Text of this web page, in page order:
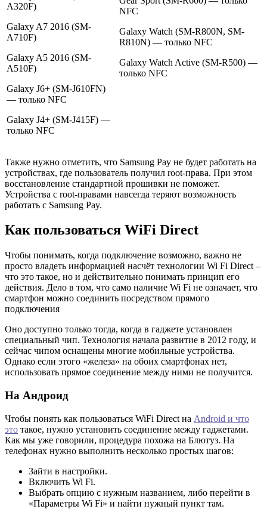
A320F)
Galaxy A7 2016 (SM-
A710F)
Galaxy A5 2016 (SM-
A510F)
Galaxy J6+ (SM-J610FN)
— только NFC
Galaxy J4+ (SM-J415F) —
только NFC
NFC
Galaxy Watch (SM-R800N, SM-
R810N) — только NFC
Galaxy Watch Active (SM-R500) —
только NFC
Также нужно отметить, что Samsung Pay не будет работать на
устройствах, где пользователь получил root-права. При этом
восстановление стандартной прошивки не поможет.
Устройства с root-правами навсегда теряют возможность
работать с Samsung Pay.
Как пользоваться WiFi Direct
Чтобы понимать, когда подключение возможно, важно не
просто владеть информацией насчёт технологии Wi Fi Direct –
что это такое, но и действительно понимать принцип его
действия. Дело в том, что само наличие Wi Fi не означает, что
смартфон можно соединить посредством прямого
подключения
Оно доступно только тогда, когда в гаджете установлен
специальный чип. Технология начала развитие в 2012 году, и
сейчас чипом оснащены многие мобильные устройства.
Однако если этого «железа» на обоих смартфонах нет,
использовать прямое соединение между ними не получится.
На Андроид
Чтобы понять как пользоваться WiFi Direct на Android и что
это такое, нужно установить соединение между гаджетами.
Как мы уже говорили, процедура похожа на Блютуз. На
телефонах нужно выполнить несколько простых шагов:
Зайти в настройки.
Включить Wi Fi.
Выбрать опцию с нужным названием, либо перейти в
«Параметры Wi Fi» и найти нужный пункт там.